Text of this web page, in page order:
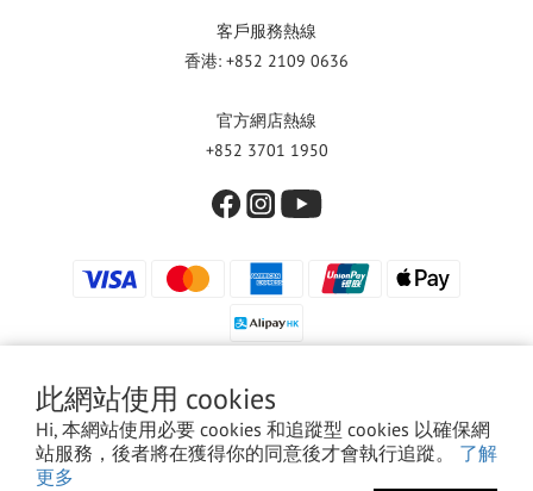
此網站使用 cookies
Hi, 本網站使用必要 cookies 和追蹤型 cookies 以確保網
站服務，後者將在獲得你的同意後才會執行追蹤。 了解
更多
客戶服務熱線
香港: +852 2109 0636
官方網店熱線
+852 3701 1950
© 2024 飛軒理香港有限公司 版權所有